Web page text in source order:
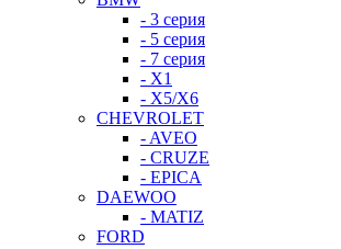
- 3 серия
- 5 серия
- 7 серия
- X1
- X5/X6
CHEVROLET
- AVEO
- CRUZE
- EPICA
DAEWOO
- MATIZ
FORD